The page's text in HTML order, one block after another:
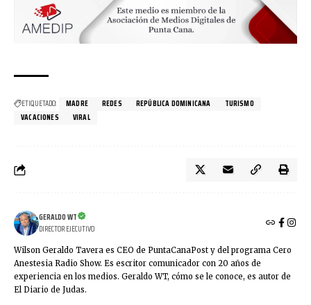
ETIQUETADO: MADRE REDES REPÚBLICA DOMINICANA
TURISMO
VACACIONES
VIRAL
GERALDO WT
DIRECTOR EJECUTIVO
Wilson Geraldo Tavera es CEO de PuntaCanaPost y del programa Cero
Anestesia Radio Show. Es escritor comunicador con 20 años de
experiencia en los medios. Geraldo WT, cómo se le conoce, es autor de
El Diario de Judas.